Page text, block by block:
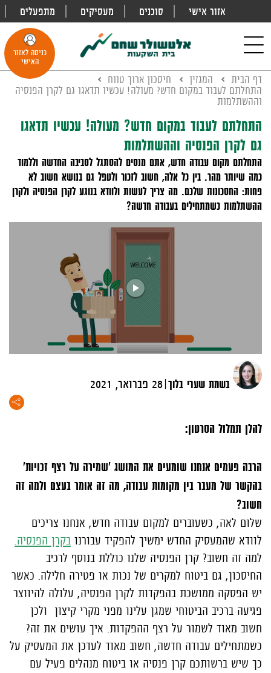
אזור אישי סוכנים מעסיקים מתפעלים
navigation
כניסה לאזור
האישי
דף הבית המגזין
חיסכון ארוך טווח
התחלתם לעבוד במקום חדש? מעולה! עכשיו תדאגו גם לקרן הפנסיה
וההשתלמות
התחלתם לעבוד במקום חדש? מעולה! עכשיו תדאגו
גם לקרן הפנסיה וההשתלמות
התחלתם מקום עבודה חדש, אתם מנסים להסתגל לסביבה החדשה וללמוד
כמה שיותר מהר. בין כל אלה, חשוב לזכור ולטפל גם בנושא חשוב לא
פחות: החסכונות שלכם. מה צריך לעשות ולוודא בנוגע לקרן הפנסיה ולקרן
ההשתלמות כשמתחילים בעבודה חדשה?
בשמת שערי בלוך|28 פברואר, 2021
להלן תמלול הסרטון:
הרבה פעמים אנחנו שומעים את המושג 'שמירה על רצף זכויות'
בהקשר של מעבר בין מקומות עבודה, מה זה אומר בעצם ולמה זה
חשוב?
שלום לאה, כשעוברים למקום עבודה חדש, אנחנו צריכים
לוודא שהמעסיק החדש ימשיך להפקיד עבורנו בקרן הפנסיה.
למה זה חשוב? קרן הפנסיה שלנו כוללת בנוסף לרכיב
החיסכון, גם ביטוח למקרים של נכות או פטירה חלילה. כאשר
יש הפסקה ממושכת בהפקדות לקרן הפנסיה, עלולה להיווצר
פגיעה ברכיב הביטוחי שמגן עלינו מפני מקרי קיצון ולכן
חשוב מאוד לשמור על רצף ההפקדות. איך עושים את זה?
כשמתחילים עבודה חדשה, חשוב מאוד לעדכן את המעסיק על
כך שיש ברשותכם קרן פנסיה או ביטוח מנהלים פעיל עם